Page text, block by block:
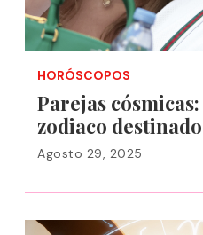
HORÓSCOPOS
Parejas
zodiaco
Agosto 29, 2025